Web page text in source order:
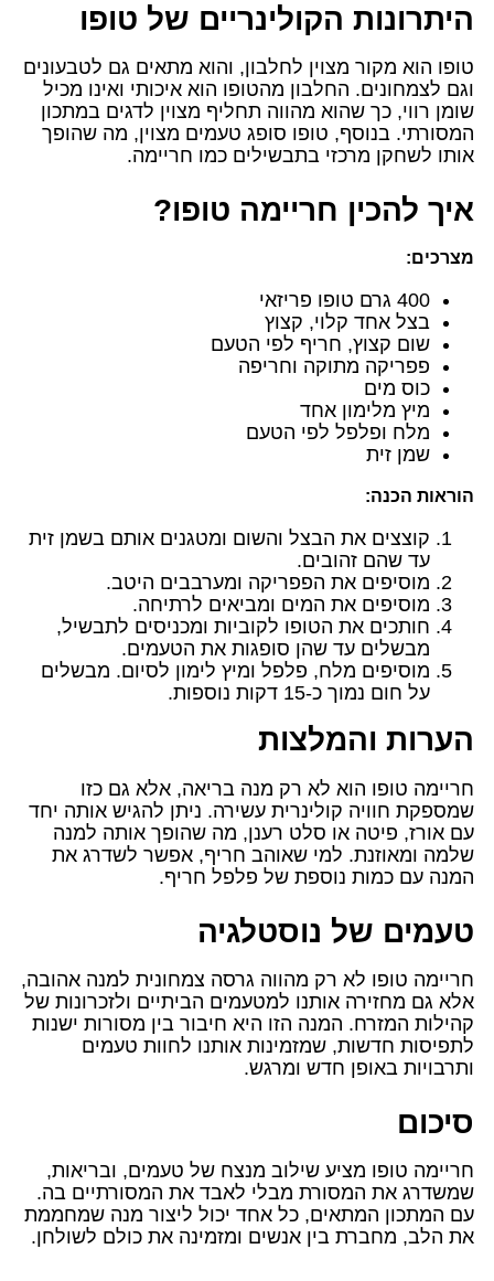
היתרונות הקולינריים של טופו
טופו הוא מקור מצוין לחלבון, והוא מתאים גם לטבעונים
וגם לצמחונים. החלבון מהטופו הוא איכותי ואינו מכיל
שומן רווי, כך שהוא מהווה תחליף מצוין לדגים במתכון
המסורתי. בנוסף, טופו סופג טעמים מצוין, מה שהופך
אותו לשחקן מרכזי בתבשילים כמו חריימה.
איך להכין חריימה טופו?
מצרכים:
400 גרם טופו פריזאי
בצל אחד קלוי, קצוץ
שום קצוץ, חריף לפי הטעם
פפריקה מתוקה וחריפה
כוס מים
מיץ מלימון אחד
מלח ופלפל לפי הטעם
שמן זית
הוראות הכנה:
קוצצים את הבצל והשום ומטגנים אותם בשמן זית
עד שהם זהובים.
מוסיפים את הפפריקה ומערבבים היטב.
מוסיפים את המים ומביאים לרתיחה.
חותכים את הטופו לקוביות ומכניסים לתבשיל,
מבשלים עד שהן סופגות את הטעמים.
מוסיפים מלח, פלפל ומיץ לימון לסיום. מבשלים
על חום נמוך כ-15 דקות נוספות.
הערות והמלצות
חריימה טופו הוא לא רק מנה בריאה, אלא גם כזו
שמספקת חוויה קולינרית עשירה. ניתן להגיש אותה יחד
עם אורז, פיטה או סלט רענן, מה שהופך אותה למנה
שלמה ומאוזנת. למי שאוהב חריף, אפשר לשדרג את
המנה עם כמות נוספת של פלפל חריף.
טעמים של נוסטלגיה
חריימה טופו לא רק מהווה גרסה צמחונית למנה אהובה,
אלא גם מחזירה אותנו למטעמים הביתיים ולזכרונות של
קהילות המזרח. המנה הזו היא חיבור בין מסורות ישנות
לתפיסות חדשות, שמזמינות אותנו לחוות טעמים
ותרבויות באופן חדש ומרגש.
סיכום
חריימה טופו מציע שילוב מנצח של טעמים, ובריאות,
שמשדרג את המסורת מבלי לאבד את המסורתיים בה.
עם המתכון המתאים, כל אחד יכול ליצור מנה שמחממת
את הלב, מחברת בין אנשים ומזמינה את כולם לשולחן.